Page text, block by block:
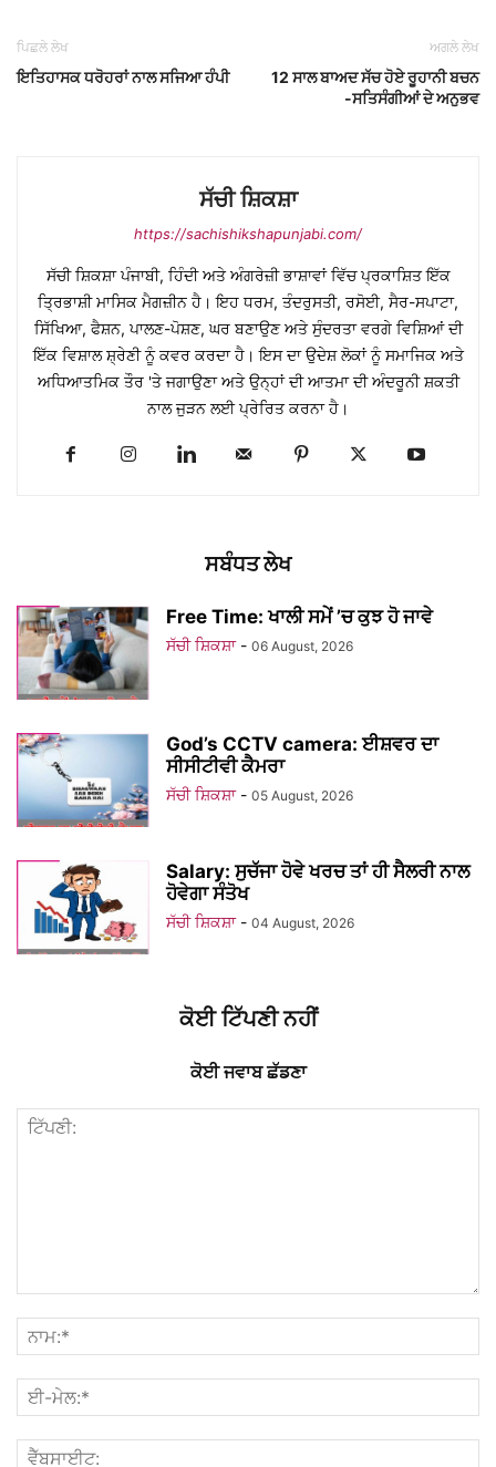
ਪਿਛਲੇ ਲੇਖ
ਇਤਿਹਾਸਕ ਧਰੋਹਰਾਂ ਨਾਲ ਸਜਿਆ ਹੰਪੀ
ਅਗਲੇ ਲੇਖ
12 ਸਾਲ ਬਾਅਦ ਸੱਚ ਹੋਏ ਰੂਹਾਨੀ ਬਚਨ
-ਸਤਿਸੰਗੀਆਂ ਦੇ ਅਨੁਭਵ
ਸੱਚੀ ਸ਼ਿਕਸ਼ਾ
https://sachishikshapunjabi.com/
ਸੱਚੀ ਸ਼ਿਕਸ਼ਾ ਪੰਜਾਬੀ, ਹਿੰਦੀ ਅਤੇ ਅੰਗਰੇਜ਼ੀ ਭਾਸ਼ਾਵਾਂ ਵਿੱਚ ਪ੍ਰਕਾਸ਼ਿਤ ਇੱਕ
ਤ੍ਰਿਭਾਸ਼ੀ ਮਾਸਿਕ ਮੈਗਜ਼ੀਨ ਹੈ। ਇਹ ਧਰਮ, ਤੰਦਰੁਸਤੀ, ਰਸੋਈ, ਸੈਰ-ਸਪਾਟਾ,
ਸਿੱਖਿਆ, ਫੈਸ਼ਨ, ਪਾਲਣ-ਪੋਸ਼ਣ, ਘਰ ਬਣਾਉਣ ਅਤੇ ਸੁੰਦਰਤਾ ਵਰਗੇ ਵਿਸ਼ਿਆਂ ਦੀ
ਇੱਕ ਵਿਸ਼ਾਲ ਸ਼੍ਰੇਣੀ ਨੂੰ ਕਵਰ ਕਰਦਾ ਹੈ। ਇਸ ਦਾ ਉਦੇਸ਼ ਲੋਕਾਂ ਨੂੰ ਸਮਾਜਿਕ ਅਤੇ
ਅਧਿਆਤਮਿਕ ਤੌਰ 'ਤੇ ਜਗਾਉਣਾ ਅਤੇ ਉਨ੍ਹਾਂ ਦੀ ਆਤਮਾ ਦੀ ਅੰਦਰੂਨੀ ਸ਼ਕਤੀ
ਨਾਲ ਜੁੜਨ ਲਈ ਪ੍ਰੇਰਿਤ ਕਰਨਾ ਹੈ।
ਸਬੰਧਤ ਲੇਖ
Free Time: ਖਾਲੀ ਸਮੇਂ ’ਚ ਕੁਝ ਹੋ ਜਾਵੇ
ਸੱਚੀ ਸ਼ਿਕਸ਼ਾ - 06 August, 2026
God’s CCTV camera: ਈਸ਼ਵਰ ਦਾ
ਸੀਸੀਟੀਵੀ ਕੈਮਰਾ
ਸੱਚੀ ਸ਼ਿਕਸ਼ਾ - 05 August, 2026
Salary: ਸੁਚੱਜਾ ਹੋਵੇ ਖਰਚ ਤਾਂ ਹੀ ਸੈਲਰੀ ਨਾਲ
ਹੋਵੇਗਾ ਸੰਤੋਖ
ਸੱਚੀ ਸ਼ਿਕਸ਼ਾ - 04 August, 2026
ਕੋਈ ਟਿੱਪਣੀ ਨਹੀਂ
ਕੋਈ ਜਵਾਬ ਛੱਡਣਾ